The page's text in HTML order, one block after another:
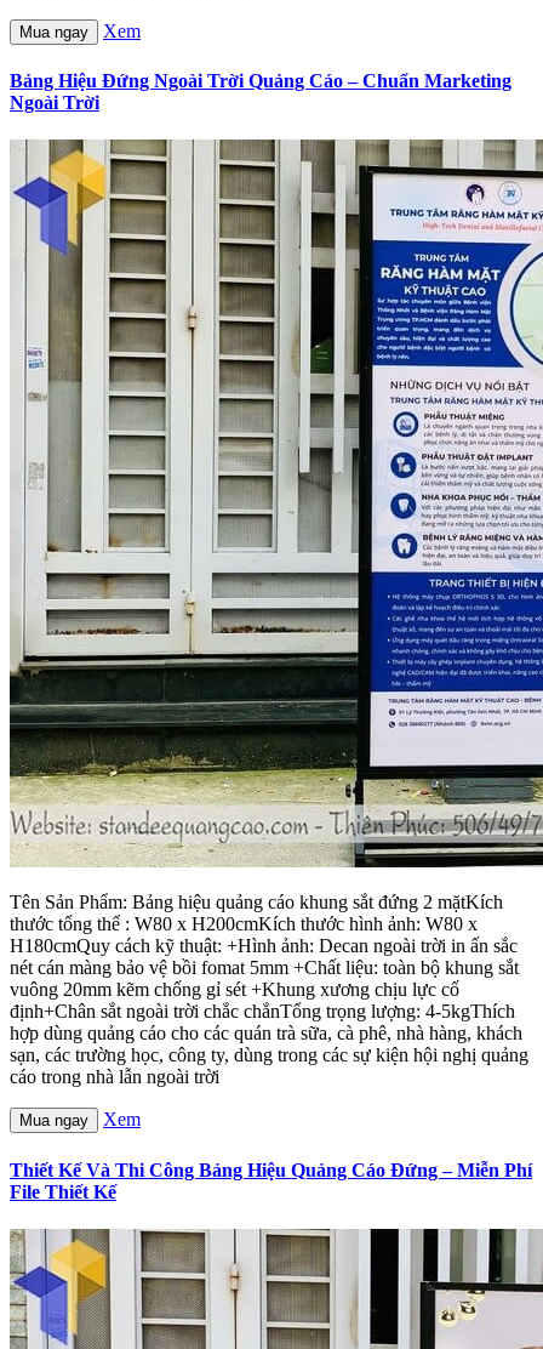
Mua ngay Xem
Bảng Hiệu Đứng Ngoài Trời Quảng Cáo – Chuẩn Marketing
Ngoài Trời
Tên Sản Phẩm: Bảng hiệu quảng cáo khung sắt đứng 2 mặtKích
thước tổng thể : W80 x H200cmKích thước hình ảnh: W80 x
H180cmQuy cách kỹ thuật: +Hình ảnh: Decan ngoài trời in ấn sắc
nét cán màng bảo vệ bồi fomat 5mm +Chất liệu: toàn bộ khung sắt
vuông 20mm kẽm chống gỉ sét +Khung xương chịu lực cố
định+Chân sắt ngoài trời chắc chắnTổng trọng lượng: 4-5kgThích
hợp dùng quảng cáo cho các quán trà sữa, cà phê, nhà hàng, khách
sạn, các trường học, công ty, dùng trong các sự kiện hội nghị quảng
cáo trong nhà lẫn ngoài trời
Mua ngay Xem
Thiết Kế Và Thi Công Bảng Hiệu Quảng Cáo Đứng – Miễn Phí
File Thiết Kế